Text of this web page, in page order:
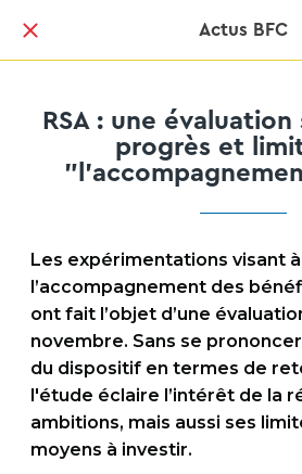
Actus BFC
RSA : une
progrès et
Les expérimentations visant
l’accompagnement des
ont fait l’objet d’une
novembre. Sans se
du dispositif en termes de
l'étude éclaire l’intérêt de la
ambitions, mais aussi ses
moyens à investir.